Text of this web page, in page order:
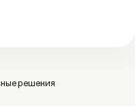
решения